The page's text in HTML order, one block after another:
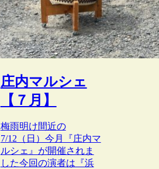
庄内マルシェ
【７月】
梅雨明け間近の
7/12（日）今月『庄内マ
ルシェ』が開催されま
した今回の演者は『浜